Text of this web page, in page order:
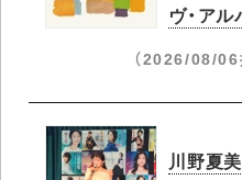
ヴ・ア
（2026/08/06
川野夏